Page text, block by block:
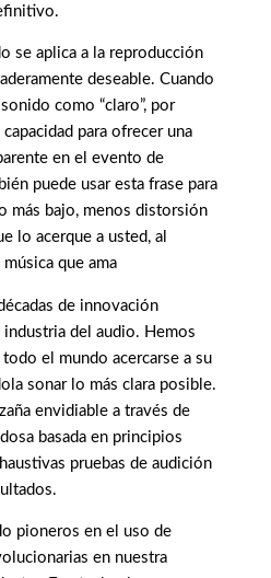
se aplica a la reproducción
deseable. Cuando
como “claro”, por
para ofrecer una
en el evento de
puede usar esta frase para
más bajo, menos distorsión
lo acerque a usted, al
que ama
de innovación
del audio. Hemos
el mundo acercarse a su
sonar lo más clara posible.
envidiable a través de
basada en principios
pruebas de audición
pioneros en el uso de
en nuestra